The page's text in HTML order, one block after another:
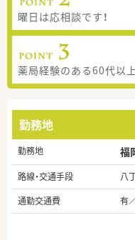
曜日は応相談です！
薬局経験のある60代以
勤務地
勤務地 福
路線・交通手段
八
通勤交通費
有